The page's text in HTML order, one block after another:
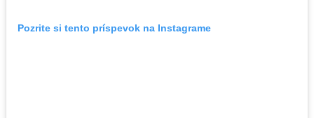
Pozrite si tento príspevok na Instagrame